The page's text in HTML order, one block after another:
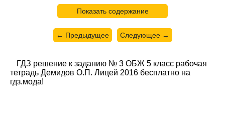
Показать содержание
← Предыдущее Следующее →
ГДЗ решение к заданию № 3 ОБЖ 5 класс рабочая
тетрадь Демидов О.П. Лицей 2016 бесплатно на
гдз.мода!